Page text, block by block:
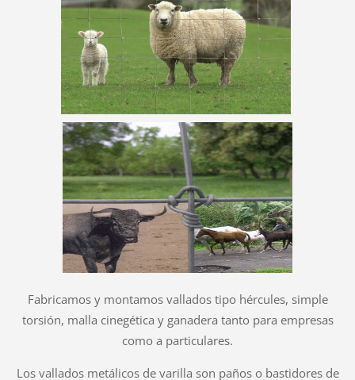
Fabricamos y montamos vallados tipo hércules, simple
torsión, malla cinegética y ganadera tanto para empresas
como a particulares.
Los vallados metálicos de varilla son paños o bastidores de